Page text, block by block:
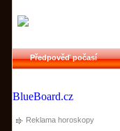
Předpověď počasí
BlueBoard.cz
Reklama horoskopy